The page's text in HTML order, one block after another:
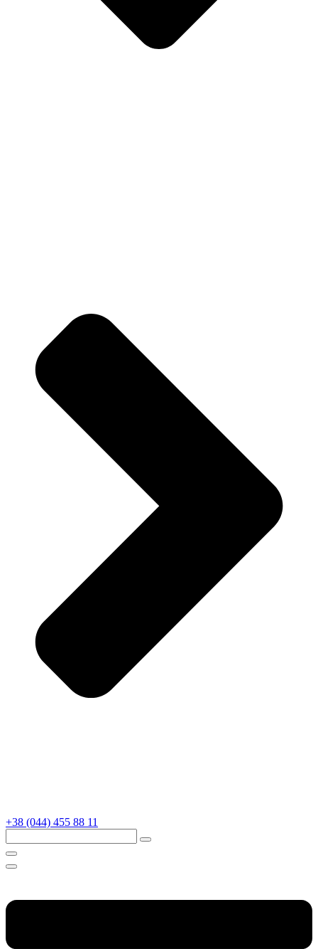
+38 (044) 455 88 11